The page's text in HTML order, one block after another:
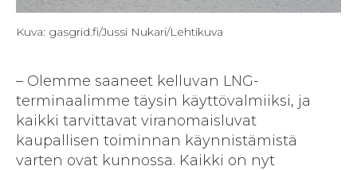
Kuva: gasgrid.fi/Jussi Nukari/Lehtikuva
– Olemme saaneet kelluvan LNG-
terminaalimme täysin käyttövalmiiksi, ja
kaikki tarvittavat viranomaisluvat
kaupallisen toiminnan käynnistämistä
varten ovat kunnossa. Kaikki on nyt